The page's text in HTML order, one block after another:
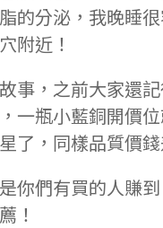
的分泌，我晚睡
附近！
事，之前大家還
一瓶小藍銅開價位
了，同樣品質價錢
你們有買的人賺
！